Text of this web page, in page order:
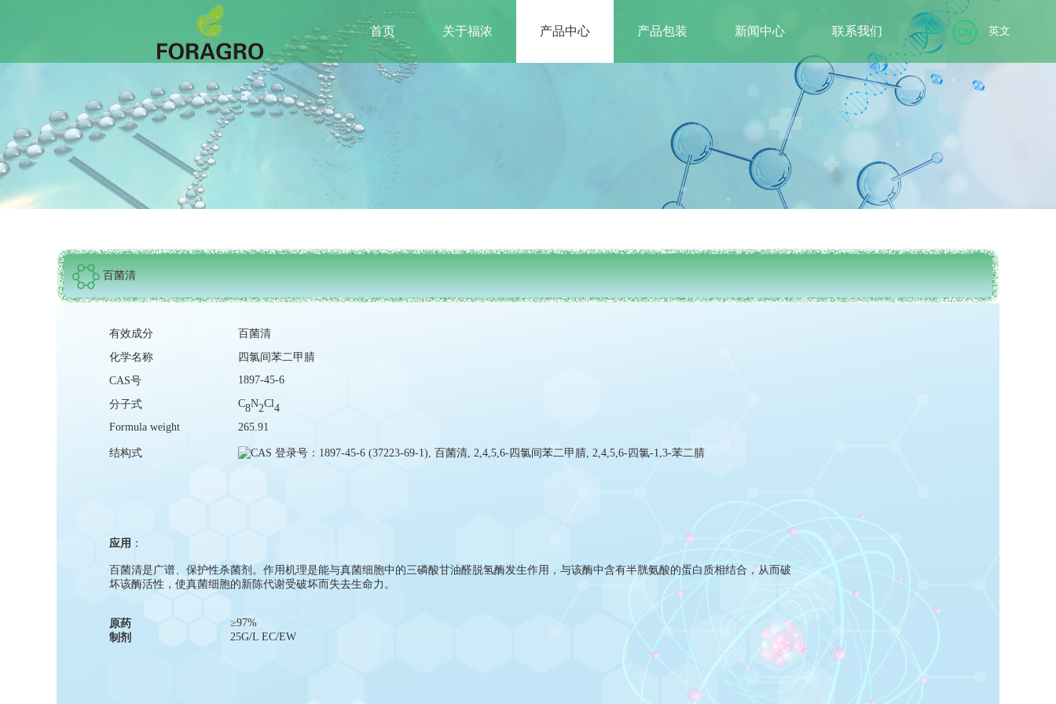
首页 关于福浓 产品中心 产品包装 新闻中心 联系我们 英文
百菌清
有效成分
百菌清
化学名称
四氯间苯二甲腈
CAS号
1897-45-6
分子式 C8N2Cl4
Formula weight 265.91
结构式
应用 ：
百菌清是广谱、保护性杀菌剂。作用机理是能与真菌细胞中的三磷酸甘油醛脱氢酶发生作用，与该酶中含有半胱氨酸的蛋白质相结合，从而破
坏该酶活性，使真菌细胞的新陈代谢受破坏而失去生命力。
原药
≥97%
制剂
25G/L EC/EW